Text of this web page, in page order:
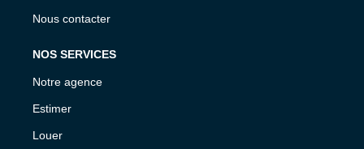
Nous contacter
NOS SERVICES
Notre agence
Estimer
Louer